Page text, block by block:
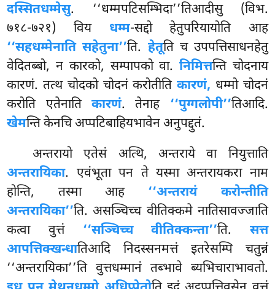
दस्सितधम्मेसु. ‘‘धम्मपटिसम्भिदा’’तिआदीसु (विभ.
७१८-७२१) विय धम्म-सद्दो हेतुपरियायोति आह
‘‘सहधम्मेनाति सहेतुना’’ति. हेतूति च उपपत्तिसाधनहेतु
वेदितब्बो, न कारको, सम्पापको वा.निमित्तन्ति चोदनाय
कारणं. तत्थ चोदको चोदनं करोतीतिकारणं, धम्मो चोदनं
करोति एतेनाति कारणं. तेनाह ‘‘पुग्गलोपी’’तिआदि.
खेमन्ति केनचि अप्पटिबाहियभावेन अनुपद्दुतं.
अन्तरायो एतेसं अत्थि, अन्तराये वा नियुत्ताति
अन्तरायिका. एवंभूता पन ते यस्मा अन्तरायकरा नाम
होन्ति, तस्मा आह ‘‘अन्तरायं करोन्तीति
अन्तरायिका’’ति. असञ्चिच्च वीतिक्कमे नातिसावज्जाति
कत्वा वुत्तं ‘‘सञ्चिच्च वीतिक्कन्ता’’ति. सत्त
आपत्तिक्खन्धातिआदि निदस्सनमत्तं इतरेसम्पि चतुन्नं
‘‘अन्तरायिका’’ति वुत्तधम्मानं तब्भावे ब्यभिचाराभावतो.